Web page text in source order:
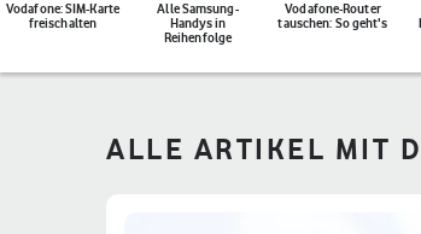
Vodafone: SIM-Karte
freischalten
Alle Samsung-
Handys in
Reihenfolge
Vodafone-Router
tauschen: So geht's
ALLE ARTIKEL MIT